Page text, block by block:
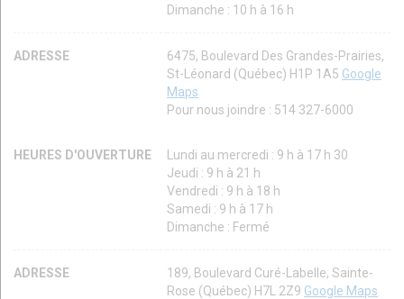
Dimanche : 10 h à 16 h
ADRESSE
6475, Boulevard Des Grandes-Prairies,
St-Léonard (Québec) H1P 1A5 Google
Maps
Pour nous joindre : 514 327-6000
HEURES D'OUVERTURE
Lundi au mercredi : 9 h à 17 h 30
Jeudi : 9 h à 21 h
Vendredi : 9 h à 18 h
Samedi : 9 h à 17 h
Dimanche : Fermé
ADRESSE
189, Boulevard Curé-Labelle, Sainte-
Rose (Québec) H7L 2Z9 Google Maps